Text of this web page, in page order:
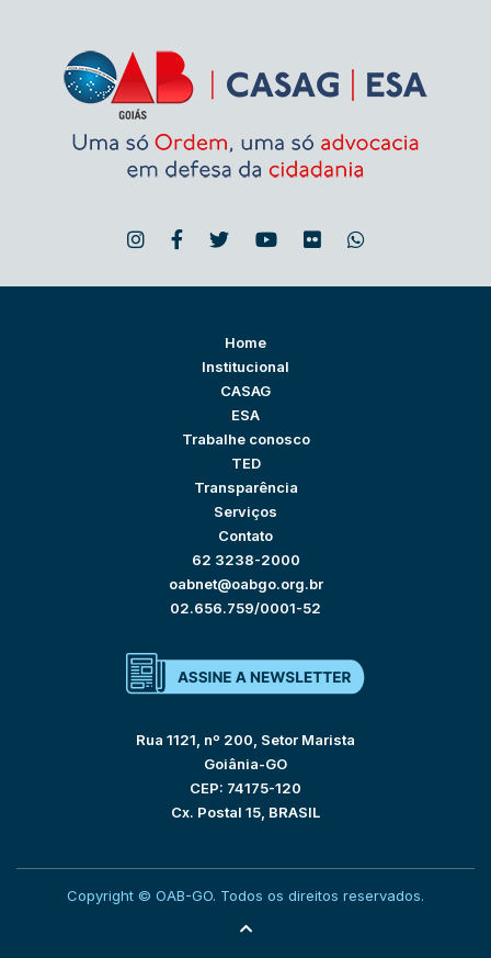
Home
Institucional
CASAG
ESA
Trabalhe conosco
TED
Transparência
Serviços
Contato
62 3238-2000
oabnet@oabgo.org.br
02.656.759/0001-52
Rua 1121, nº 200, Setor Marista
Goiânia-GO
CEP: 74175-120
Cx. Postal 15, BRASIL
Copyright © OAB-GO. Todos os direitos reservados.